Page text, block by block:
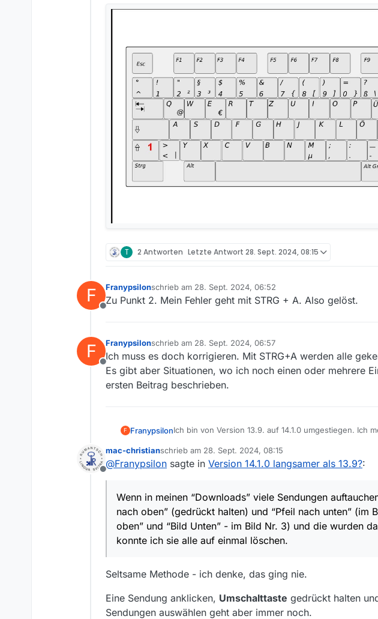
T 2 Antworten Letzte Antwort 28. Sept. 2024, 08:15
F
Offline
Franypsilonschrieb am 28. Sept. 2024, 06:52
zuletzt editiert von
Zu Punkt 2. Mein Fehler geht mit STRG + A. Also gelöst.
F
Offline
Franypsilonschrieb am 28. Sept. 2024, 06:57
zuletzt editiert von
Ich muss es doch korrigieren. Mit STRG+A werden alle
Es gibt aber Situationen, wo ich noch einen oder mehrere
ersten Beitrag beschrieben.
F FranypsilonIch bin von Version 13.9. auf 14.1.0 umgestiegen. Ich
AMD Ryzen 7 2700, 16 GB Speicher und Nvidia GTX
Ich merke das nämlich auch bei anderen - neuen - Programmversionen. Da dauert es teilweise auch länger bis eine
Und noch etwas ist mir aufgefallen:
Wenn in meinen “Downloads” viele Sendungen
löschen.
Bei Version 14.1.0 gehen max drei Einträge und es "löscht " dann das obere wieder. Somit muss ich alle mit Entf einzeln
löschen. Bei vielen Einträgen mühsam.
Offline
mac-christianschrieb am 28. Sept. 2024, 08:15
zuletzt editiert von
@Franypsilon sagte in Version 14.1.0 langsamer als 13.9?:
Wenn in meinen “Downloads” viele Sendungen
nach oben” (gedrückt halten) und “Pfeil nach unten”
oben” und “Bild Unten” - im Bild Nr. 3) und die wurden
konnte ich sie alle auf einmal löschen.
Seltsame Methode - ich denke, das ging nie.
Eine Sendung anklicken, Umschalttaste gedrückt halten
Sendungen auswählen geht aber immer noch.